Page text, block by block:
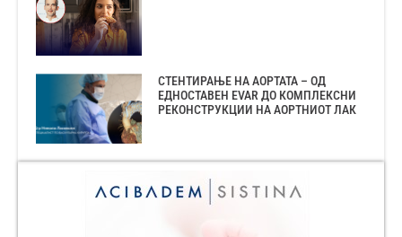
СТЕНТИРАЊЕ НА АОРТАТА – ОД
ЕДНОСТАВЕН EVAR ДО КОМПЛЕКСНИ
РЕКОНСТРУКЦИИ НА АОРТНИОТ ЛАК